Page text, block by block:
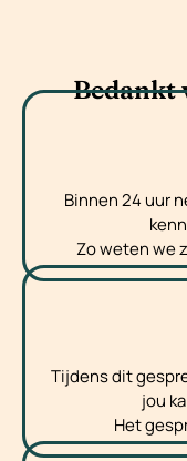
Bedankt
Binnen 24 uur
Zo weten we
Tijdens dit
jou
Het